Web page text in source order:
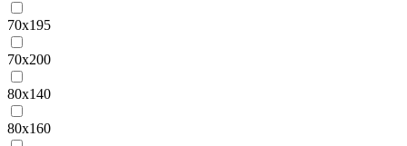
70х195
70х200
80х140
80х160